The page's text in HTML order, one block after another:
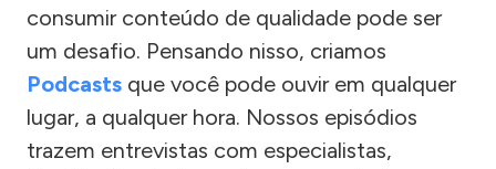
consumir conteúdo de qualidade pode ser
um desafio. Pensando nisso, criamos
Podcasts que você pode ouvir em qualquer
lugar, a qualquer hora. Nossos episódios
trazem entrevistas com especialistas,